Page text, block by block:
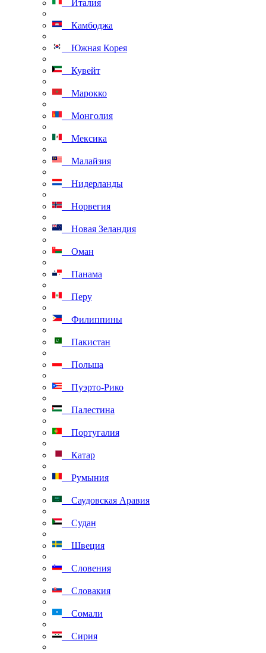
Италия
Камбоджа
Южная Корея
Кувейт
Марокко
Монголия
Мексика
Малайзия
Нидерланды
Норвегия
Новая Зеландия
Оман
Панама
Перу
Филиппины
Пакистан
Польша
Пуэрто-Рико
Палестина
Португалия
Катар
Румыния
Саудовская Аравия
Судан
Швеция
Словения
Словакия
Сомали
Сирия